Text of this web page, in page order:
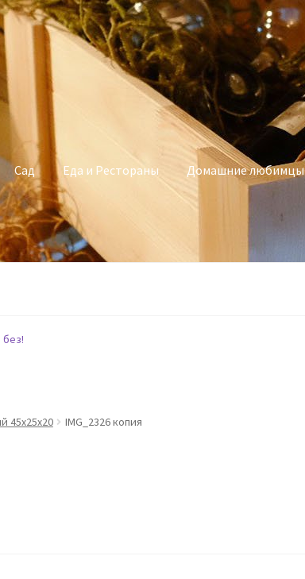
Сад Еда и Рестораны Домашние любимцы
без!
45х25х20 IMG_2326 копия